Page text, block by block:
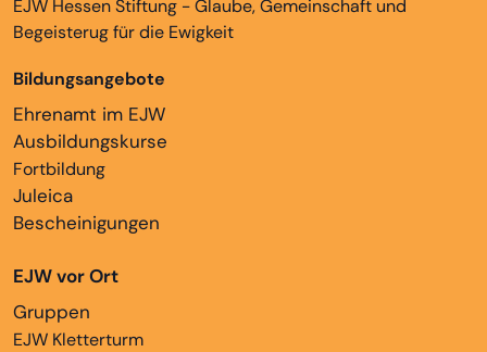
EJW Hessen Stiftung - Glaube, Gemeinschaft und
Begeisterug für die Ewigkeit
Bildungsangebote
Ehrenamt im EJW
Ausbildungskurse
Fortbildung
Juleica
Bescheinigungen
EJW vor Ort
Gruppen
EJW Kletterturm